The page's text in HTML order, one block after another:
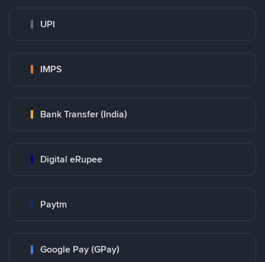
UPI
IMPS
Bank Transfer (India)
Digital eRupee
Paytm
Google Pay (GPay)